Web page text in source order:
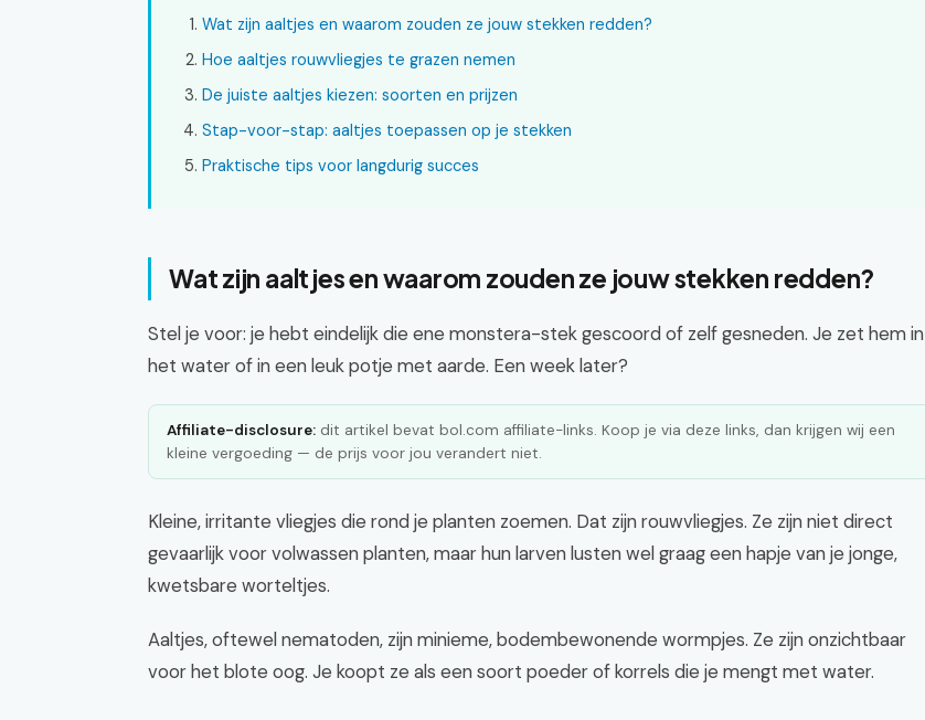
Wat zijn aaltjes en waarom zouden ze jouw stekken redden?
Hoe aaltjes rouwvliegjes te grazen nemen
De juiste aaltjes kiezen: soorten en prijzen
Stap-voor-stap: aaltjes toepassen op je stekken
Praktische tips voor langdurig succes
Wat zijn aaltjes en waarom zouden ze jouw stekken redden?
Stel je voor: je hebt eindelijk die ene monstera-stek gescoord of zelf gesneden. Je zet hem in
het water of in een leuk potje met aarde. Een week later?
Affiliate-disclosure: dit artikel bevat bol.com affiliate-links. Koop je via deze links, dan krijgen wij een
kleine vergoeding — de prijs voor jou verandert niet.
Kleine, irritante vliegjes die rond je planten zoemen. Dat zijn rouwvliegjes. Ze zijn niet direct
gevaarlijk voor volwassen planten, maar hun larven lusten wel graag een hapje van je jonge,
kwetsbare worteltjes.
Aaltjes, oftewel nematoden, zijn minieme, bodembewonende wormpjes. Ze zijn onzichtbaar
voor het blote oog. Je koopt ze als een soort poeder of korrels die je mengt met water.